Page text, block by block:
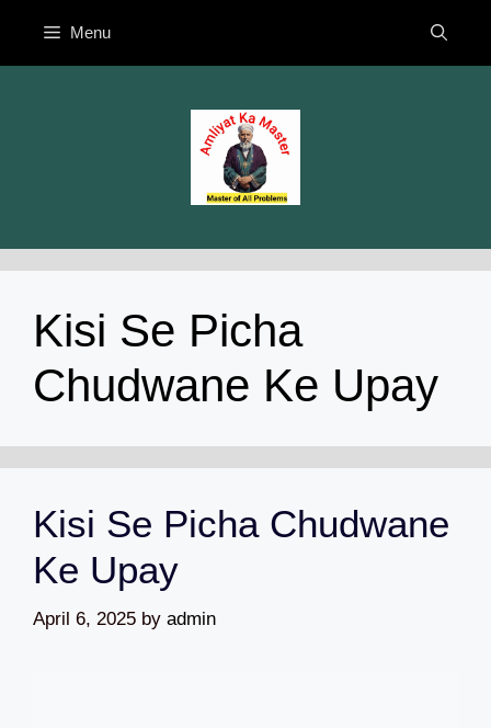
content
Menu
Kisi Se Picha
Chudwane Ke Upay
Kisi Se Picha Chudwane
Ke Upay
April 6, 2025 by admin